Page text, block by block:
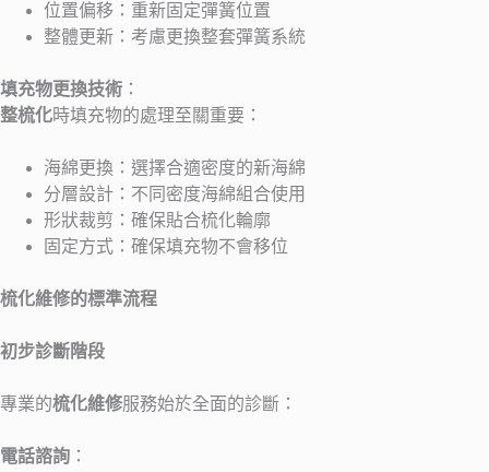
位置偏移：重新固定彈簧位置
整體更新：考慮更換整套彈簧系統
填充物更換技術 ：
整梳化時填充物的處理至關重要：
海綿更換：選擇合適密度的新海綿
分層設計：不同密度海綿組合使用
形狀裁剪：確保貼合梳化輪廓
固定方式：確保填充物不會移位
梳化維修的標準流程
初步診斷階段
專業的梳化維修服務始於全面的診斷：
電話諮詢 ：